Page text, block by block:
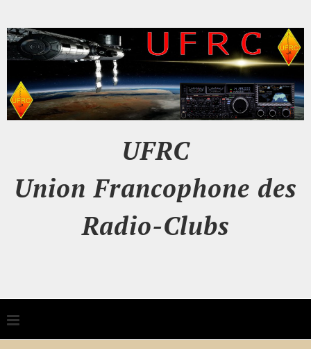
UFRC
Union Francophone des
Radio-Clubs